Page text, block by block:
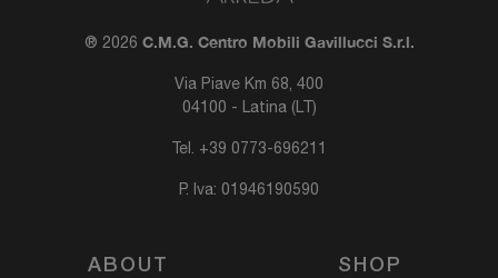
® 2026 C.M.G. Centro Mobili Gavillucci S.r.l.
Via Piave Km 68, 400
04100 - Latina (LT)
Tel. +39 0773-696211
P. Iva: 01946190590
ABOUT
SHOP